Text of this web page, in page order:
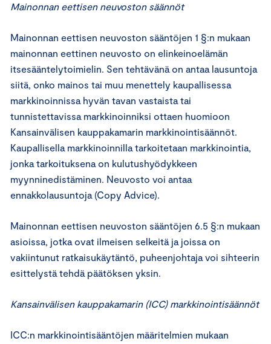
Mainonnan eettisen neuvoston säännöt
Mainonnan eettisen neuvoston sääntöjen 1 §:n mukaan
mainonnan eettinen neuvosto on elinkeinoelämän
itsesääntelytoimielin. Sen tehtävänä on antaa lausuntoja
siitä, onko mainos tai muu menettely kaupallisessa
markkinoinnissa hyvän tavan vastaista tai
tunnistettavissa markkinoinniksi ottaen huomioon
Kansainvälisen kauppakamarin markkinointisäännöt.
Kaupallisella markkinoinnilla tarkoitetaan markkinointia,
jonka tarkoituksena on kulutushyödykkeen
myynninedistäminen. Neuvosto voi antaa
ennakkolausuntoja (Copy Advice).
Mainonnan eettisen neuvoston sääntöjen 6.5 §:n mukaan
asioissa, jotka ovat ilmeisen selkeitä ja joissa on
vakiintunut ratkaisukäytäntö, puheenjohtaja voi sihteerin
esittelystä tehdä päätöksen yksin.
Kansainvälisen kauppakamarin (ICC) markkinointisäännöt
ICC:n markkinointisääntöjen määritelmien mukaan